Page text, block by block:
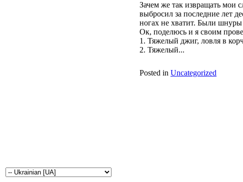
Зачем же так извращать мои
выбросил за последние лет
ногах не хватит. Были
Ок, поделюсь и я своим
1. Тяжелый джиг, ловля в
2. Тяжелый...
Posted in Uncategorized